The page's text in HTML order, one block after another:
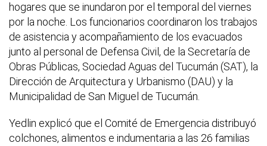
hogares que se inundaron por el temporal del viernes
por la noche. Los funcionarios coordinaron los trabajos
de asistencia y acompañamiento de los evacuados
junto al personal de Defensa Civil, de la Secretaría de
Obras Públicas, Sociedad Aguas del Tucumán (SAT), la
Dirección de Arquitectura y Urbanismo (DAU) y la
Municipalidad de San Miguel de Tucumán.
Yedlin explicó que el Comité de Emergencia distribuyó
colchones, alimentos e indumentaria a las 26 familias